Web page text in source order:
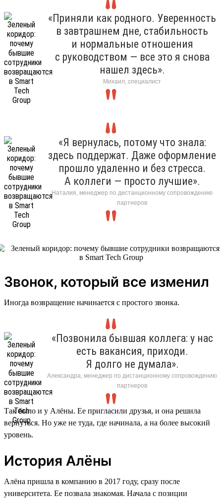
«Приняли как родного. Уверенность
в завтрашнем дне, стабильность
и нормальные отношения
с руководством — все это я снова
нашел здесь».
Михаил, специалист
«Я вернулась, потому что знала:
здесь поддержат. Даже оформление
прошло удаленно и без стресса.
А коллеги — просто лучшие».
Наталия, менеджер по дистанционному сопровождению
партнеров
Звонок, который все изменил
Иногда возвращение начинается с простого звонка.
«Позвонила бывшая коллега: у нас
есть вакансия, приходи.
Я долго не думала».
Александра, менеджер по дистанционному сопровождению
партнеров
Так было и у Алёны. Ее пригласили друзья, и она решила
вернуться. Но уже не туда, где начинала, а на более высокий
уровень.
История Алёны
Алёна пришла в компанию в 2017 году, сразу после
университета. Ее позвала знакомая. Начала с позиции